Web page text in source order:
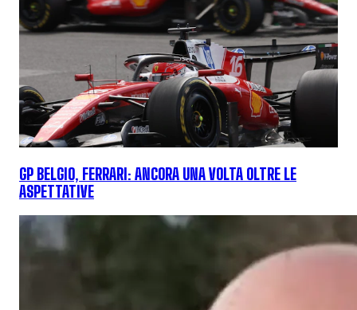
GP BELGIO, FERRARI: ANCORA UNA VOLTA OLTRE LE
ASPETTATIVE